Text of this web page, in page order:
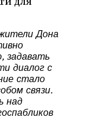
Дона
задавать
диалог с
стало
связи.
над